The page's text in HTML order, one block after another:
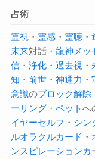
占術
霊視 ・ 霊感・ 霊聴・
未来対話・ 龍神メッ
信・ 浄化・ 過去視 ・
知 ・ 前世・ 神通力 ・
意識のブロック解除
ーリング・ ペットへ
イヤーセルフ ・ シン
ルオラクルカード ・
ンスピレーションカ